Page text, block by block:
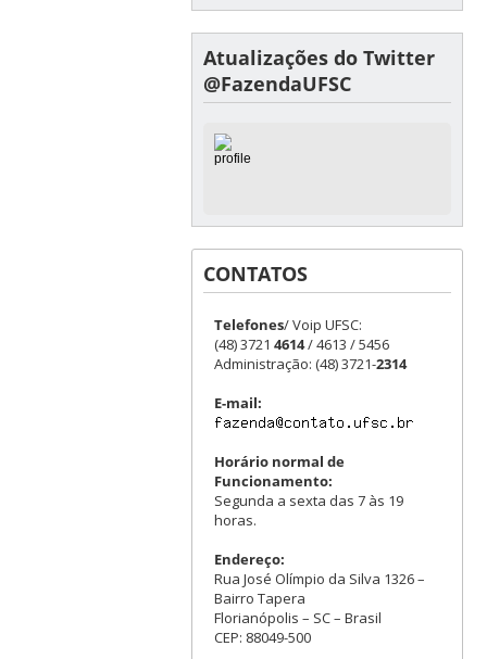
Atualizações do Twitter
@FazendaUFSC
CONTATOS
Telefones/ Voip UFSC:
(48) 3721 4614/ 4613 / 5456
Administração: (48) 3721-2314
E-mail:
Horário normal de
Funcionamento:
Segunda a sexta das 7 às 19
horas.
Endereço:
Rua José Olímpio da Silva 1326 –
Bairro Tapera
Florianópolis – SC – Brasil
CEP: 88049-500